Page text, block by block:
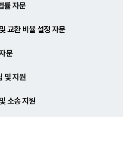
률 자문
교환 비율 설정 자문
문
및 지원
소송 지원